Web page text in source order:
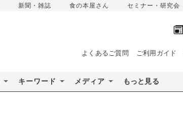
新聞・雑誌 食の本屋さん セミナー・研究会
よくあるご質問 ご利用ガイド
キーワード メディア もっと見る